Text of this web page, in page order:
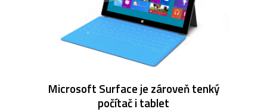
Microsoft Surface je zároveň tenký
počítač i tablet